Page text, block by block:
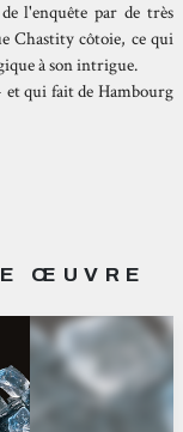
l'enquête par de très
Chastity côtoie, ce qui
à son intrigue.
qui fait de Hambourg
ŒUVRE